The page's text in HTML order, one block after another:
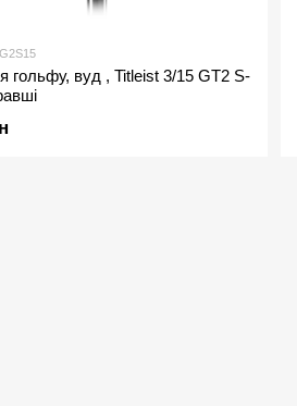
гольфу, вуд , Titleist 3/15 GT2 S-